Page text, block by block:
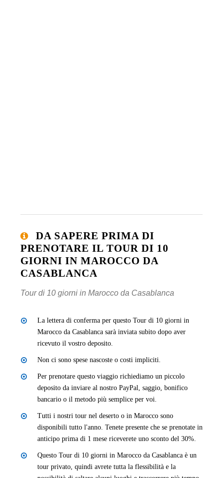
DA SAPERE PRIMA DI
PRENOTARE IL TOUR DI 10
GIORNI IN MAROCCO DA
CASABLANCA
Tour di 10 giorni in Marocco da Casablanca
La lettera di conferma per questo Tour di 10 giorni in
Marocco da Casablanca sarà inviata subito dopo aver
ricevuto il vostro deposito.
Non ci sono spese nascoste o costi impliciti.
Per prenotare questo viaggio richiediamo un piccolo
deposito da inviare al nostro PayPal, saggio, bonifico
bancario o il metodo più semplice per voi.
Tutti i nostri tour nel deserto o in Marocco sono
disponibili tutto l'anno. Tenete presente che se prenotate in
anticipo prima di 1 mese riceverete uno sconto del 30%.
Questo Tour di 10 giorni in Marocco da Casablanca è un
tour privato, quindi avrete tutta la flessibilità e la